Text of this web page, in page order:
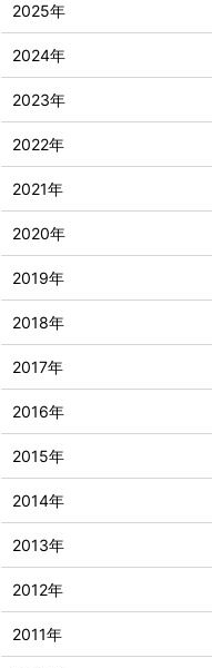
2025年
2024年
2023年
2022年
2021年
2020年
2019年
2018年
2017年
2016年
2015年
2014年
2013年
2012年
2011年